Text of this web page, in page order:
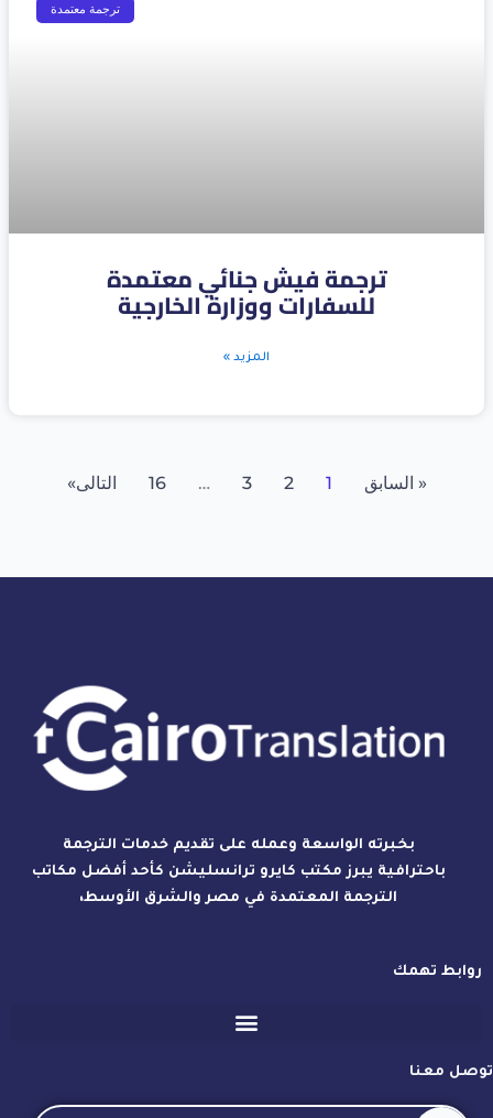
ترجمة معتمدة
ترجمة فيش جنائي معتمدة
للسفارات ووزارة الخارجية
المزيد »
« السابق 1
2
3
…
16 التالى»
بخبرته الواسعة وعمله على تقديم خدمات الترجمة
باحترافية يبرز مكتب كايرو ترانسليشن كأحد أفضل مكاتب
الترجمة المعتمدة في مصر والشرق الأوسط،
روابط تهمك
توصل معنا